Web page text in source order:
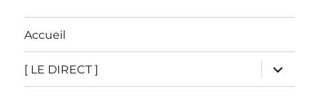
Accueil
[ LE DIRECT ]
ouvrir
le
sous-